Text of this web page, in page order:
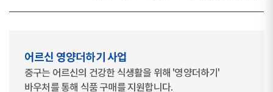
어르신 영양더하기 사업
중구는 어르신의 건강한 식생활을 위해 '영양더하기'
바우처를 통해 식품 구매를 지원합니다.